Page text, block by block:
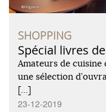
SHOPPING
Spécial livres
Amateurs de cuisine
une sélection
[…]
23-12-2019